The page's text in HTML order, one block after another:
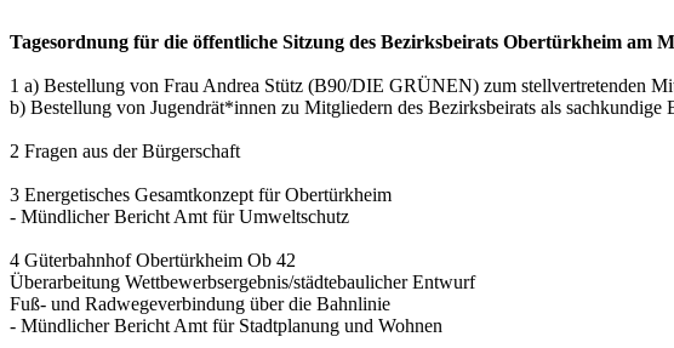
Tagesordnung für die öffentliche Sitzung des Bezirksbeirats Obertürkheim
1 a) Bestellung von Frau Andrea Stütz (B90/DIE GRÜNEN) zum stellvertretenden
b) Bestellung von Jugendrät*innen zu Mitgliedern des Bezirksbeirats als sachkundige
2 Fragen aus der Bürgerschaft
3 Energetisches Gesamtkonzept für Obertürkheim
- Mündlicher Bericht Amt für Umweltschutz
4 Güterbahnhof Obertürkheim Ob 42
Überarbeitung Wettbewerbsergebnis/städtebaulicher Entwurf
Fuß- und Radwegeverbindung über die Bahnlinie
- Mündlicher Bericht Amt für Stadtplanung und Wohnen